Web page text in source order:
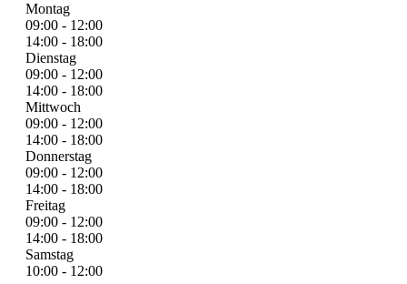
Montag
09:00 - 12:00
14:00 - 18:00
Dienstag
09:00 - 12:00
14:00 - 18:00
Mittwoch
09:00 - 12:00
14:00 - 18:00
Donnerstag
09:00 - 12:00
14:00 - 18:00
Freitag
09:00 - 12:00
14:00 - 18:00
Samstag
10:00 - 12:00